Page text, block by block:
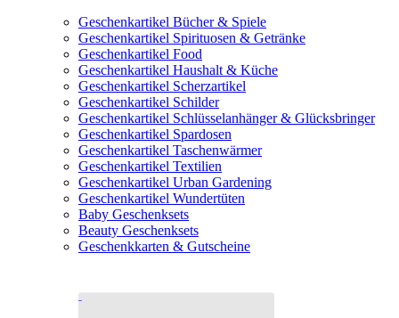
Geschenkartikel Bücher & Spiele
Geschenkartikel Spirituosen & Getränke
Geschenkartikel Food
Geschenkartikel Haushalt & Küche
Geschenkartikel Scherzartikel
Geschenkartikel Schilder
Geschenkartikel Schlüsselanhänger & Glücksbringer
Geschenkartikel Spardosen
Geschenkartikel Taschenwärmer
Geschenkartikel Textilien
Geschenkartikel Urban Gardening
Geschenkartikel Wundertüten
Baby Geschenksets
Beauty Geschenksets
Geschenkkarten & Gutscheine